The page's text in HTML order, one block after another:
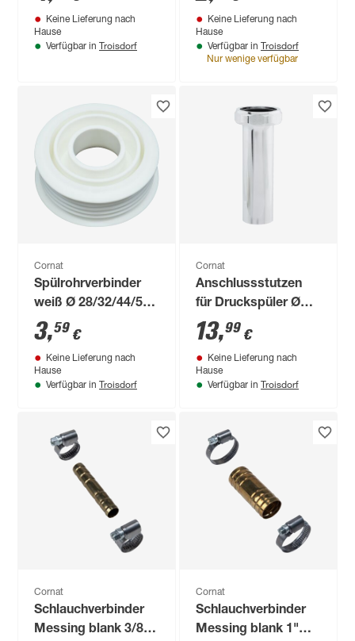
Euro-WC
Keine Lieferung nach
Hause
Verfügbar in Troisdorf
Keine Lieferung nach
Hause
Verfügbar in Troisdorf
Nur wenige verfügbar
Cornat
Spülrohrverbinder
weiß Ø 28/32/44/55
mm für Euro-WC
3,59 €
Keine Lieferung nach
Hause
Verfügbar in Troisdorf
Cornat
Anschlussstutzen
für Druckspüler Ø
3/4 Zoll
13,99 €
Keine Lieferung nach
Hause
Verfügbar in Troisdorf
Cornat
Schlauchverbinder
Messing blank 3/8"
Cornat
Schlauchverbinder
Messing blank 1"